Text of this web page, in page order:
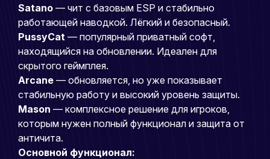
Satano — чит с базовым ESP и стабильно
работающей наводкой. Лёгкий и безопасный.
PussyCat — популярный приватный софт,
находящийся на обновлении. Идеален для
скрытого геймплея.
Arcane — обновляется, но уже показывает
стабильную работу и высокий уровень защиты.
Mason — комплексное решение для игроков,
которым нужен полный функционал и защита от
античита.
Основной функционал: